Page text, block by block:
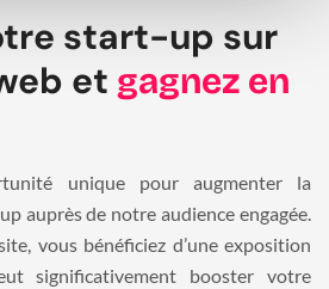
start-up sur
et gagnez en
unique pour augmenter la
auprès de notre audience engagée.
vous bénéficiez d’une exposition
significativement booster votre